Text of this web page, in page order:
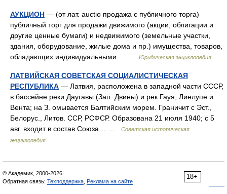
АУКЦИОН — (от лат. auctio продажа с публичного торга)
публичный торг для продажи движимого (акции, облигации и
другие ценные бумаги) и недвижимого (земельные участки,
здания, оборудование, жилые дома и пр.) имущества, товаров,
обладающих индивидуальными… …
Юридическая энциклопедия
ЛАТВИЙСКАЯ СОВЕТСКАЯ СОЦИАЛИСТИЧЕСКАЯ
РЕСПУБЛИКА — Латвия, расположена в западной части СССР,
в бассейне реки Даугавы (Зап. Двины) и рек Гауя, Лиелупе и
Вента; на З. омывается Балтийским морем. Граничит с Эст.,
Белорус., Литов. ССР, РСФСР. Образована 21 июля 1940; с 5
авг. входит в состав Союза… …
Советская историческая
энциклопедия
18+
© Академик, 2000-2026
Обратная связь: Техподдержка Реклама на сайте